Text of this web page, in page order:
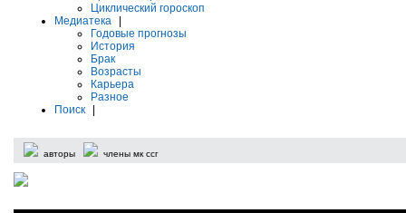
Циклический гороскоп
Медиатека
Годовые прогнозы
История
Брак
Возрасты
Карьера
Разное
Поиск
авторы члены мк ссг